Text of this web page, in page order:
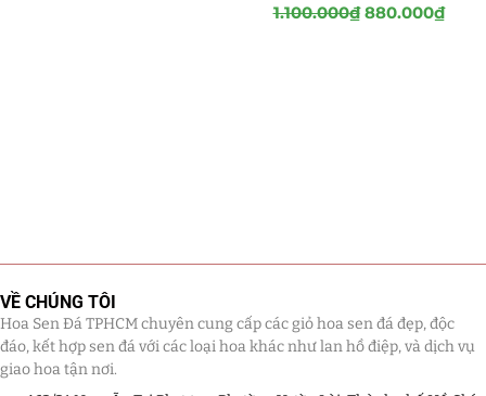
1.100.000₫ 880.000₫
VỀ CHÚNG TÔI
Hoa Sen Đá TPHCM chuyên cung cấp các giỏ hoa sen đá đẹp, độc
đáo, kết hợp sen đá với các loại hoa khác như lan hồ điệp, và dịch vụ
giao hoa tận nơi.